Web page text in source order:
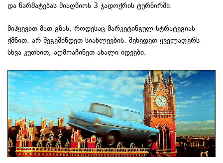
და წარმატებას მიაღწიოს 3 ჯადოქრის ტურნირში.
მიჰყევით მათ გზას, როდესაც მარკეტინგულ სტრატეგიას
ქმნით. არ შეგეშინდეთ სიახლეების. შეხედეთ ყველაფერს
სხვა კუთხით, აღმოაჩინეთ ახალი იდეები.